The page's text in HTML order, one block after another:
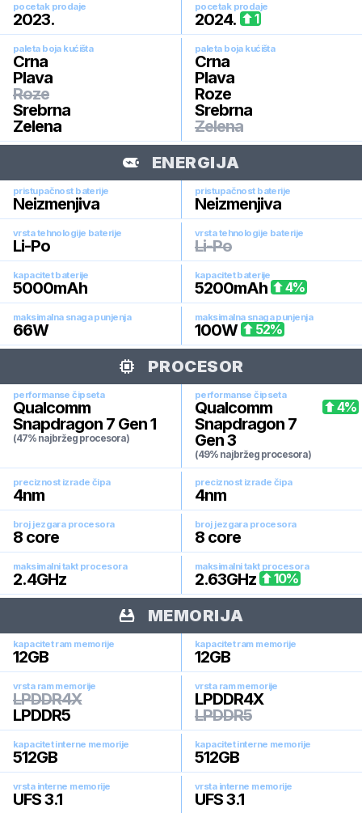
pocetak prodaje
2023.
pocetak prodaje
2024. 1
paleta boja kućišta
Crna
Plava
Roze
Srebrna
Zelena
paleta boja kućišta
Crna
Plava
Roze
Srebrna
Zelena
ENERGIJA
pristupačnost baterije
Neizmenjiva
pristupačnost baterije
Neizmenjiva
vrsta tehnologije baterije
Li-Po
vrsta tehnologije baterije
Li-Po
kapacitet baterije
5000mAh
kapacitet baterije
5200mAh 4%
maksimalna snaga punjenja
66W
maksimalna snaga punjenja
100W 52%
PROCESOR
performanse čipseta
Qualcomm
Snapdragon 7 Gen 1
(47% najbržeg procesora)
performanse čipseta
Qualcomm
Snapdragon 7
Gen 3
(49% najbržeg procesora)
4%
preciznost izrade čipa
4nm
preciznost izrade čipa
4nm
broj jezgara procesora
8 core
broj jezgara procesora
8 core
maksimalni takt procesora
2.4GHz
maksimalni takt procesora
2.63GHz 10%
MEMORIJA
kapacitet ram memorije
12GB
kapacitet ram memorije
12GB
vrsta ram memorije
LPDDR4X
LPDDR5
vrsta ram memorije
LPDDR4X
LPDDR5
kapacitet interne memorije
512GB
kapacitet interne memorije
512GB
vrsta interne memorije
UFS 3.1
vrsta interne memorije
UFS 3.1